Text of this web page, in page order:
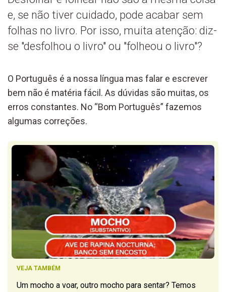
e, se não tiver cuidado, pode acabar sem
folhas no livro. Por isso, muita atenção: diz-
se "desfolhou o livro" ou "folheou o livro"?
O Português é a nossa língua mas falar e escrever
bem não é matéria fácil. As dúvidas são muitas, os
erros constantes. No “Bom Português” fazemos
algumas correções.
VEJA TAMBÉM
Um mocho a voar, outro mocho para sentar? Temos